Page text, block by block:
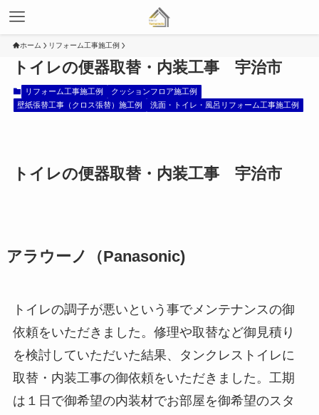
ホーム リフォーム工事施工例
トイレの便器取替・内装工事 宇治市
リフォーム工事施工例
クッションフロア施工例
壁紙張替工事（クロス張替）施工例
洗面・トイレ・風呂リフォーム工事施工例
トイレの便器取替・内装工事 宇治市
アラウーノ（Panasonic)
トイレの調子が悪いという事でメンテナンスの御
依頼をいただきました。修理や取替など御見積り
を検討していただいた結果、タンクレストイレに
取替・内装工事の御依頼をいただきました。工期
は１日で御希望の内装材でお部屋を御希望のスタ